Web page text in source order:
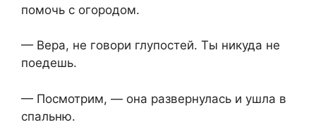
помочь с огородом.
— Вера, не говори глупостей. Ты никуда не
поедешь.
— Посмотрим, — она развернулась и ушла в
спальню.